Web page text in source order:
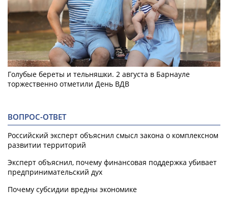
Голубые береты и тельняшки. 2 августа в Барнауле
торжественно отметили День ВДВ
ВОПРОС-ОТВЕТ
Российский эксперт объяснил смысл закона о комплексном
развитии территорий
Эксперт объяснил, почему финансовая поддержка убивает
предпринимательский дух
Почему субсидии вредны экономике